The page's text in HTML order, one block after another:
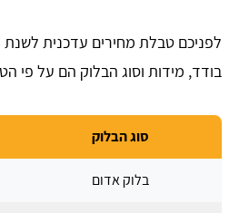
בודד, מידות וסוג הבלוק הם על פי
סוג הבלוק
בלוק אדום